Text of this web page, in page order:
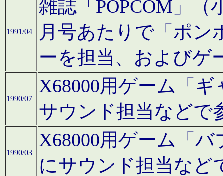
1991/04
雑誌「POPCOM」（
月号あたりで「ポン
ーを担当、およびゲ
1990/07
X68000用ゲーム「
サウンド担当などで
1990/03
X68000用ゲーム「
にサウンド担当など